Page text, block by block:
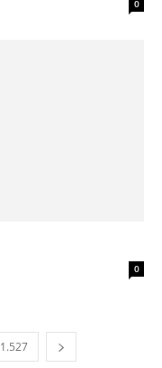
0
0
1.527